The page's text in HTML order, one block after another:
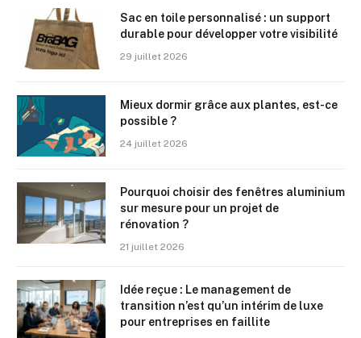
Sac en toile personnalisé : un support
durable pour développer votre visibilité
29 juillet 2026
Mieux dormir grâce aux plantes, est-ce
possible ?
24 juillet 2026
Pourquoi choisir des fenêtres aluminium
sur mesure pour un projet de
rénovation ?
21 juillet 2026
Idée reçue : Le management de
transition n’est qu’un intérim de luxe
pour entreprises en faillite